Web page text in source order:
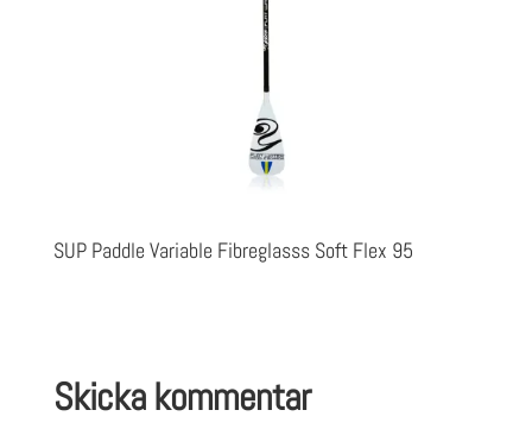
SUP Paddle Variable Fibreglasss Soft Flex 95
Skicka kommentar